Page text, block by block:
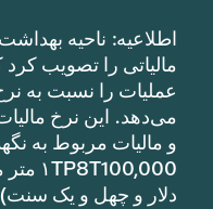
اطلاعیه: ناحیه
مالیاتی را تصویب
عملیات را نسبت به
و مالیات مربوط به
دلار و چهل و یک